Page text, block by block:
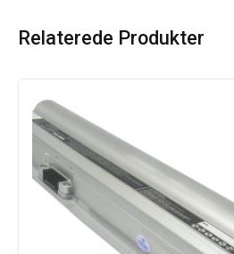
Relaterede Produkter